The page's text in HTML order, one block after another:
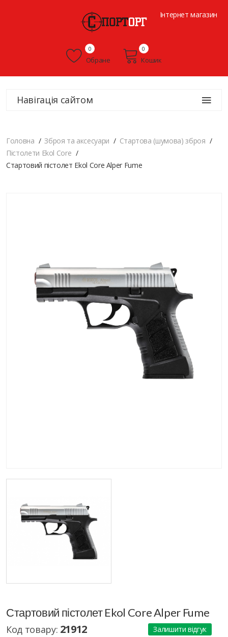
Інтернет магазин
Обране
0
Кошик
0
Навігація сайтом
Головна Зброя та аксесуари
Стартова (шумова) зброя
Пістолети Ekol Core
Стартовий пістолет Ekol Core Alper Fume
Стартовий пістолет Ekol Core Alper Fume
Код товару: 21912
Залишити відгук